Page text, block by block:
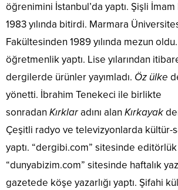
öğrenimini İstanbul’da yaptı. Şişli
1983 yılında bitirdi. Marmara
Fakültesinden 1989 yılında mezun
öğretmenlik yaptı. Lise yılarından
dergilerde ürünler yayımladı. Öz ülke
yönetti. İbrahim Tenekeci ile birlikte
sonradan Kırklaradını alan Kırkayak
Çeşitli radyo ve televizyonlarda kültür-
yaptı. “dergibi.com” sitesinde editörlük
“dunyabizim.com” sitesinde haftalık
gazetede köşe yazarlığı yaptı. Şifahi